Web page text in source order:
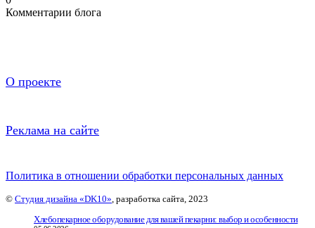
Комментарии блога
О проекте
Реклама на сайте
Политика в отношении обработки персональных данных
© Студия дизайна «DK10» , разработка сайта, 2023
Хлебопекарное оборудование для вашей пекарни: выбор и особенности